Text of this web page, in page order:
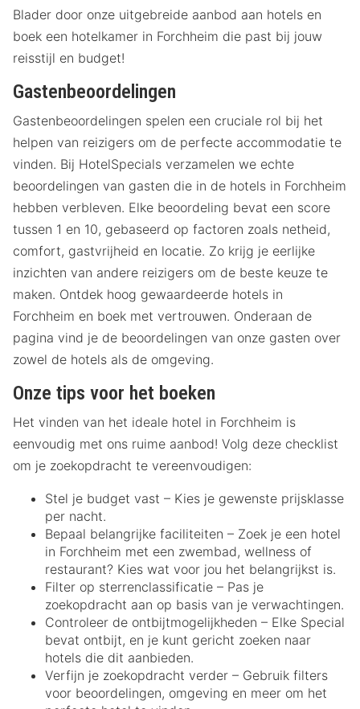
Blader door onze uitgebreide aanbod aan hotels en
boek een hotelkamer in Forchheim die past bij jouw
reisstijl en budget!
Gastenbeoordelingen
Gastenbeoordelingen spelen een cruciale rol bij het
helpen van reizigers om de perfecte accommodatie te
vinden. Bij HotelSpecials verzamelen we echte
beoordelingen van gasten die in de hotels in Forchheim
hebben verbleven. Elke beoordeling bevat een score
tussen 1 en 10, gebaseerd op factoren zoals netheid,
comfort, gastvrijheid en locatie. Zo krijg je eerlijke
inzichten van andere reizigers om de beste keuze te
maken. Ontdek hoog gewaardeerde hotels in
Forchheim en boek met vertrouwen. Onderaan de
pagina vind je de beoordelingen van onze gasten over
zowel de hotels als de omgeving.
Onze tips voor het boeken
Het vinden van het ideale hotel in Forchheim is
eenvoudig met ons ruime aanbod! Volg deze checklist
om je zoekopdracht te vereenvoudigen:
Stel je budget vast – Kies je gewenste prijsklasse
per nacht.
Bepaal belangrijke faciliteiten – Zoek je een hotel
in Forchheim met een zwembad, wellness of
restaurant? Kies wat voor jou het belangrijkst is.
Filter op sterrenclassificatie – Pas je
zoekopdracht aan op basis van je verwachtingen.
Controleer de ontbijtmogelijkheden – Elke Special
bevat ontbijt, en je kunt gericht zoeken naar
hotels die dit aanbieden.
Verfijn je zoekopdracht verder – Gebruik filters
voor beoordelingen, omgeving en meer om het